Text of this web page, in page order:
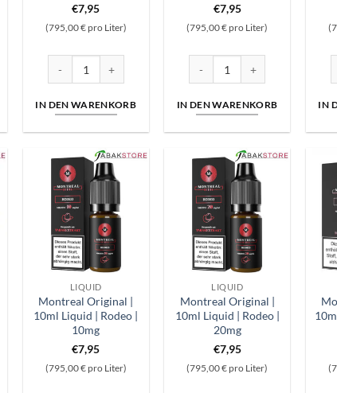
€7,95
(795,00 € pro Liter)
IN DEN WARENKORB
€7,95
(795,00 € pro Liter)
IN DEN WARENKORB IN
LIQUID
Montreal Original |
10ml Liquid | Rodeo |
10mg
€7,95
(795,00 € pro Liter)
LIQUID
Montreal Original |
10ml Liquid | Rodeo |
20mg
€7,95
(795,00 € pro Liter)